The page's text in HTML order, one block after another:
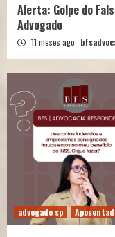
Alerta: Golpe do
Advogado
11 meses ago
advogado sp